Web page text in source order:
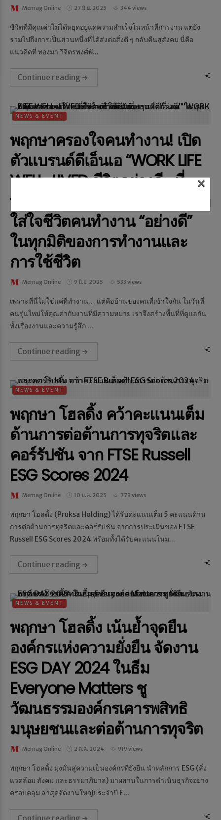
Memag Online 27 มิ.ย. 2025 344 views
ชีวิตที่มีคุณค่าไม่ได้หยุดอยู่แค่ความสำเร็จในหน้าที่การงาน แต่ยัง
รวมไปถึงการเป็นส่วนหนึ่งที่ได้ส่งต่อสิ่งดี ๆ กลับคืนสู่สังคม นี่คือ
แนวคิดที่ ทองมา วิจิตรพงศ์พั...
Continue reading
NEWS & EVENT
พฤกษาครองใจคนทำงาน! เปิด
ตัวแบรนด์ดีเอ็นเอ “WORK LIFE
WELL-LIVED ชีวิตอย่างดี… ที่
พฤกษา” ผ่านวัฒนธรรมองค์กรที่
ใส่ใจชีวิตคนทำงาน “อย่างดี”
ในทุกมิติของการทำงานและ
การใช้ชีวิต
Memag Online 9 มิ.ย. 2025 533 views
เพราะที่นี่ไม่ใช่แค่ที่ทำงาน… แต่คือบ้านของคนที่เข้าใจกัน ในวันที่
คนรุ่นใหม่ให้คุณค่ากับงานที่มีความหมาย เราจึงสร้างพื้นที่ที่ดูแลกัน
ทั้งเรื่องงานและความรู้สึก ...
Continue reading
NEWS & EVENT
พฤกษา โฮลดิ้ง คว้าคะแนนเต็ม
ด้านการต่อต้านการทุจริตและ
คอร์รัปชัน จาก FTSE Russell
ESG Scores 2024
Memag Online 10 ม.ค. 2025 779 views
พฤกษา โฮลดิ้ง (Pruksa Holding) ได้รับคะแนนเต็ม 5 คะแนนด้าน
การต่อต้านการทุจริตและคอร์รัปชัน จากการประเมินของ FTSE
Russell ESG Scores 2024 พร้อมทั้งได้รับคะแนนในม...
Continue reading
NEWS & EVENT
พฤกษา โฮลดิ้ง เน้นย้ำจุดยืน
องค์กรแห่งความยั่งยืน จัดงาน
ESG DAY 2024 ในธีม
Everyone Matters ชู
วัฒนธรรมองค์กรเคารพสิทธิ
มนุษยชนและต่อต้านการทุจริต
Memag Online 2 ต.ค. 2024 919 views
พฤกษา โฮลดิ้ง มุ่งมั่นสู่ความเป็นองค์กรที่ยั่งยืน นำหลักการ ESG (สิ่ง
แวดล้อม สังคม และธรรมาภิบาล) มาผสานในการดำเนินธุรกิจอย่าง
ครอบคลุม ล่าสุดจัดงานใหญ่ประจำปี E...
×